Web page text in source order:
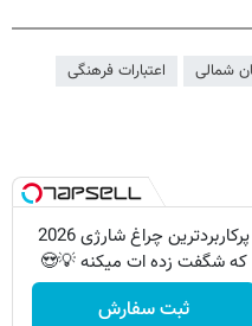
شمالی
اعتبارات فرهنگی
پرکاربردترین چراغ شارژی 2026
که شگفت زده ات میکنه 💡😍
ثبت سفارش